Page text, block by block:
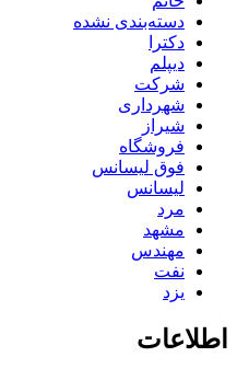
دسته‌بندی نشده
دکترا
دیپلم
شرکت
شهرداری
شیراز
فروشگاه
فوق لیسانس
لیسانس
مرد
مشهد
مهندس
نفت
یزد
اطلاعات